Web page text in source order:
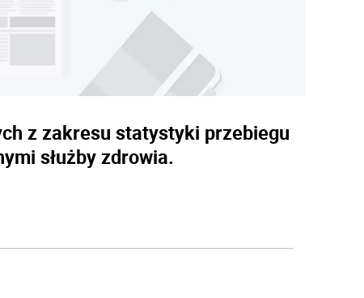
z zakresu statystyki przebiegu
służby zdrowia.